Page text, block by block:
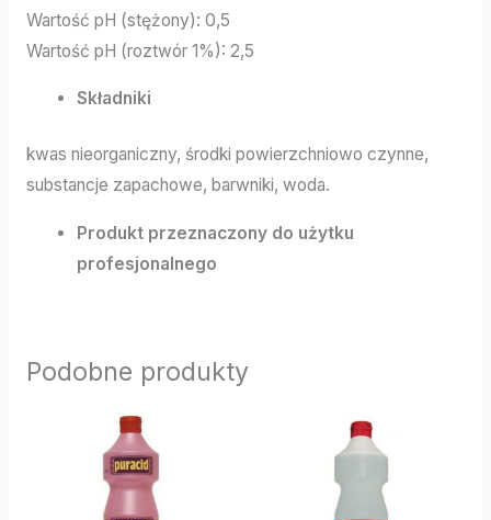
Wartość pH (stężony): 0,5
Wartość pH (roztwór 1%): 2,5
Składniki
kwas nieorganiczny, środki powierzchniowo czynne,
substancje zapachowe, barwniki, woda.
Produkt przeznaczony do użytku
profesjonalnego
Podobne produkty